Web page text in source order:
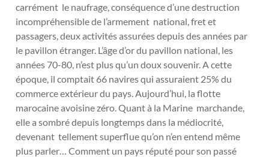
carrément le naufrage, conséquence d’une destruction
incompréhensible de l’armement national, fret et
passagers, deux activités assurées depuis des années par
le pavillon étranger. L’âge d’or du pavillon national, les
années 70-80, n’est plus qu’un doux souvenir. A cette
époque, il comptait 66 navires qui assuraient 25% du
commerce extérieur du pays. Aujourd’hui, la flotte
marocaine avoisine zéro. Quant à la Marine marchande,
elle a sombré depuis longtemps dans la médiocrité,
devenant tellement superflue qu’on n’en entend même
plus parler… Comment un pays réputé pour son passé